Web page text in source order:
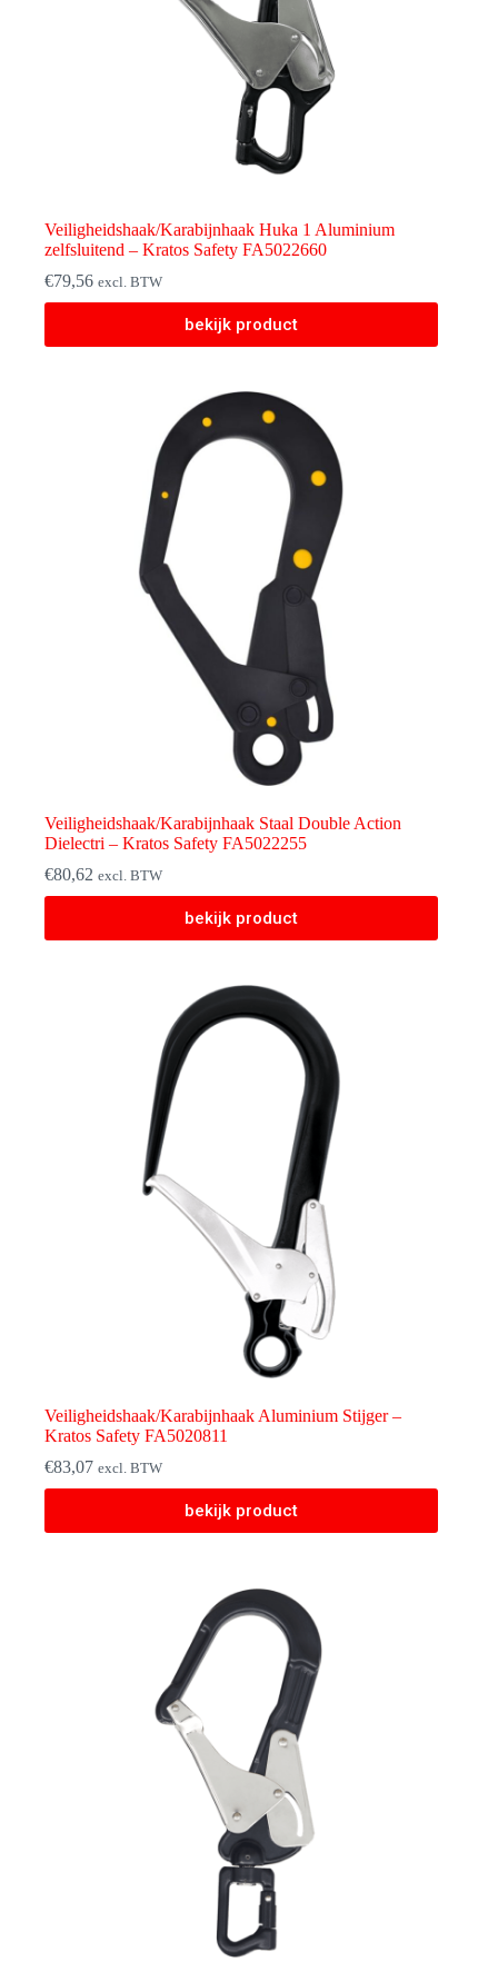
Veiligheidshaak/Karabijnhaak Huka 1 Aluminium
zelfsluitend – Kratos Safety FA5022660
€79,56 excl. BTW
bekijk product
Veiligheidshaak/Karabijnhaak Staal Double Action
Dielectri – Kratos Safety FA5022255
€80,62 excl. BTW
bekijk product
Veiligheidshaak/Karabijnhaak Aluminium Stijger –
Kratos Safety FA5020811
€83,07 excl. BTW
bekijk product